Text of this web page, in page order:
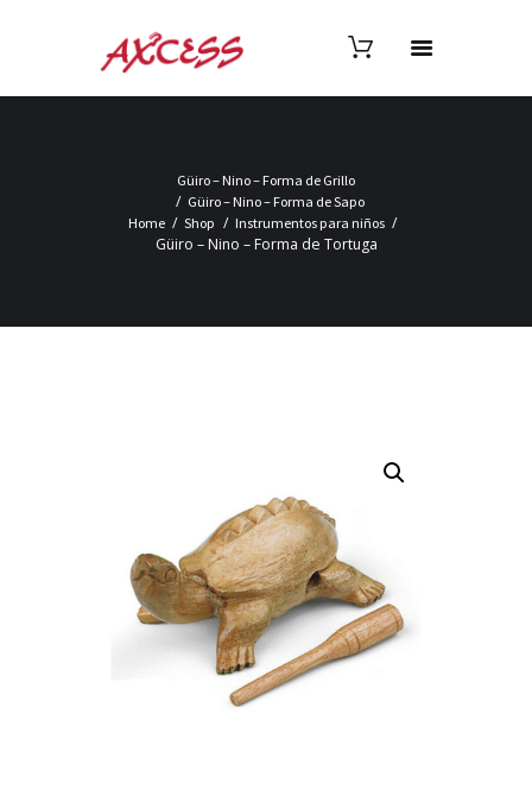
Güiro – Nino – Forma de Grillo
Güiro – Nino – Forma de Sapo
Home
Shop Instrumentos para niños
Güiro – Nino – Forma de Tortuga